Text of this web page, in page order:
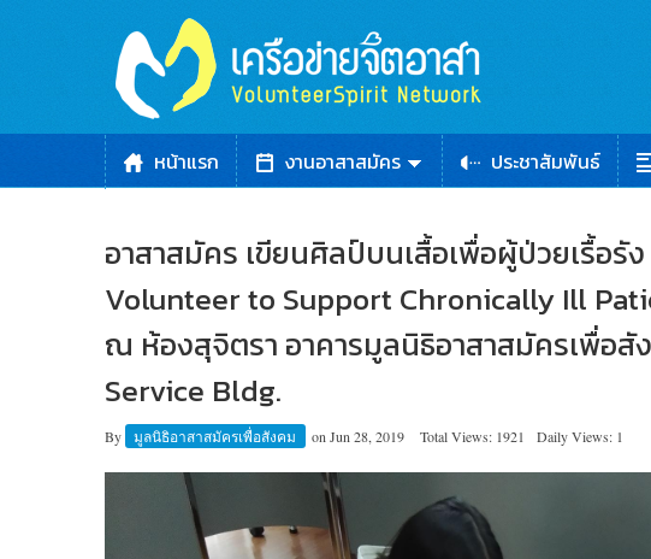
หน้าแรก งานอาสาสมัคร ประชาสัมพันธ์
อาสาสมัคร เขียนศิลป์บนเสื้อเพื่อผู้ป่วยเรื้อรั
Volunteer to Support Chronically Ill
ณ ห้องสุจิตรา อาคารมูลนิธิอาสาสมัครเพื่อสั
Service Bldg.
By มูลนิธิอาสาสมัครเพื่อสังคม on Jun 28, 2019 Total Views: 1921 Daily Views: 1